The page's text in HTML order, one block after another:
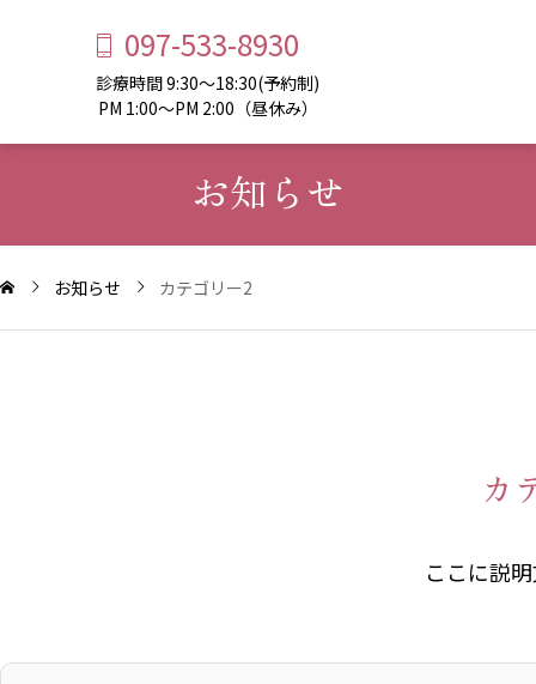
097-533-8930
診療時間 9:30～18:30(予約制)
PM 1:00～PM 2:00（昼休み）
お知らせ
お知らせ カテゴリー2
カ
ここに説